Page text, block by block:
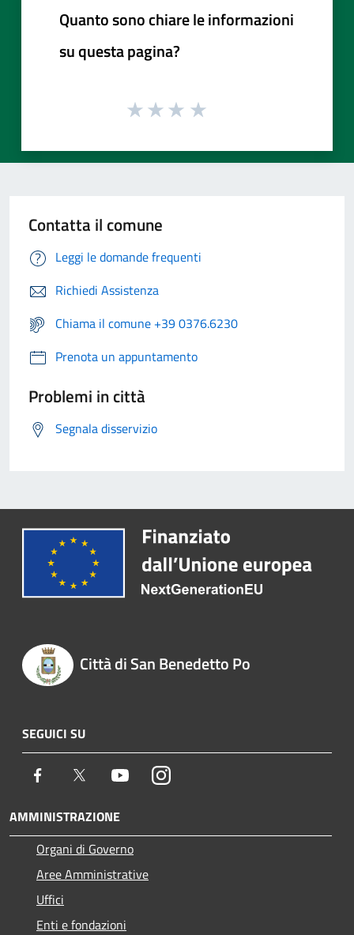
Quanto sono chiare le informazioni
su questa pagina?
Contatta il comune
Leggi le domande frequenti
Richiedi Assistenza
Chiama il comune +39 0376.6230
Prenota un appuntamento
Problemi in città
Segnala disservizio
Città di San Benedetto Po
SEGUICI SU
Facebook Twitter YoutubeInstagram
AMMINISTRAZIONE
Organi di Governo
Aree Amministrative
Uffici
Enti e fondazioni